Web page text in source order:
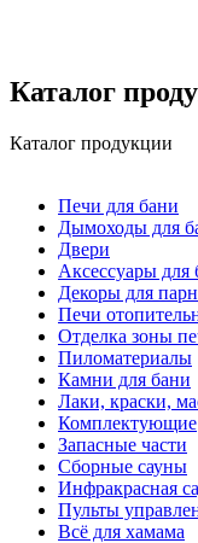
Каталог
Каталог продукции
Печи для бани
Дымоходы для
Двери
Аксессуары для
Декоры для
Печи
Отделка зоны
Пиломатериалы
Камни для бани
Лаки, краски,
Комплектующие
Запасные части
Сборные сауны
Инфракрасная
Пульты
Всё для хамама